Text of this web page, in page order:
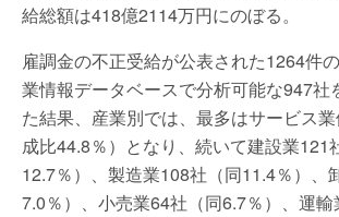
給総額は418億2114万円にのぼる。
雇調金の不正受給が公表された1264件
業情報データベースで分析可能な947社
た結果、産業別では、最多はサービス
成比44.8％）となり、続いて建設業121
12.7％）、製造業108社（同11.4％）、
7.0％）、小売業64社（同6.7％）、運